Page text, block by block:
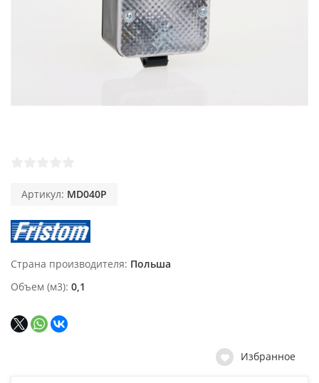
Артикул: MD040P
Страна производителя Польша
Объем (м3) 0,1
Избранное